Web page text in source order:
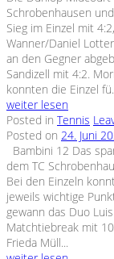
Schrobenhausen
Sieg im Einzel mit
Wanner/Daniel
an den Gegner
Sandizell mit 4:2.
konnten die Einzel
weiter lesen
Posted in Tennis
Posted on 24. Juni
Bambini 12 Das
dem TC
Bei den Einzeln
jeweils wichtige
gewann das Duo
Matchtiebreak mit
Frieda Müll...